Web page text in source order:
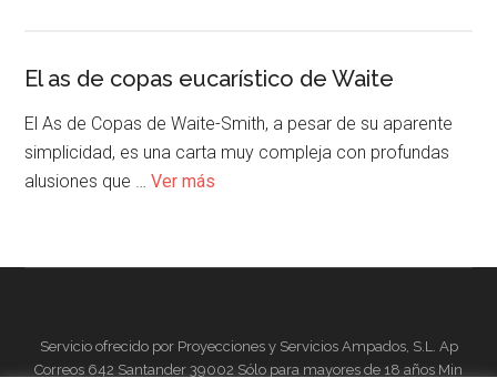
El as de copas eucarístico de Waite
El As de Copas de Waite-Smith, a pesar de su aparente
simplicidad, es una carta muy compleja con profundas
alusiones que …Ver más
Servicio ofrecido por Proyecciones y Servicios Ampados, S.L. Ap
Correos 642 Santander 39002 Sólo para mayores de 18 años Min